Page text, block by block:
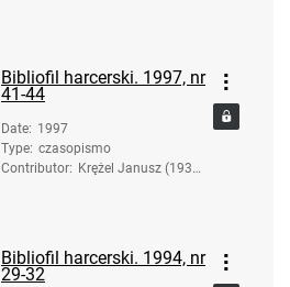
Bibliofil harcerski. 1997, nr
41-44
Date: 1997
Type: czasopismo
Contributor: Krężel Janusz (1936-
Bibliofil harcerski. 1994, nr
29-32